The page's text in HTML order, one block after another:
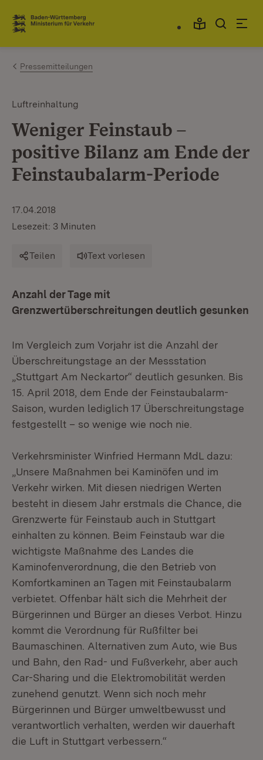
Zum Inhalt springen
Link zur Startseite
Pressemitteilungen
Luftreinhaltung
Weniger Feinstaub –
positive Bilanz am Ende der
Feinstaubalarm-Periode
17.04.2018
Lesezeit: 3 Minuten
Teilen Text vorlesen
Anzahl der Tage mit
Grenzwertüberschreitungen deutlich gesunken
Im Vergleich zum Vorjahr ist die Anzahl der
Überschreitungstage an der Messstation
„Stuttgart Am Neckartor“ deutlich gesunken. Bis
15. April 2018, dem Ende der Feinstaubalarm-
Saison, wurden lediglich 17 Überschreitungstage
festgestellt – so wenige wie noch nie.
Verkehrsminister Winfried Hermann MdL dazu:
„Unsere Maßnahmen bei Kaminöfen und im
Verkehr wirken. Mit diesen niedrigen Werten
besteht in diesem Jahr erstmals die Chance, die
Grenzwerte für Feinstaub auch in Stuttgart
einhalten zu können. Beim Feinstaub war die
wichtigste Maßnahme des Landes die
Kaminofenverordnung, die den Betrieb von
Komfortkaminen an Tagen mit Feinstaubalarm
verbietet. Offenbar hält sich die Mehrheit der
Bürgerinnen und Bürger an dieses Verbot. Hinzu
kommt die Verordnung für Rußfilter bei
Baumaschinen. Alternativen zum Auto, wie Bus
und Bahn, den Rad- und Fußverkehr, aber auch
Car-Sharing und die Elektromobilität werden
zunehend genutzt. Wenn sich noch mehr
Bürgerinnen und Bürger umweltbewusst und
verantwortlich verhalten, werden wir dauerhaft
die Luft in Stuttgart verbessern.“